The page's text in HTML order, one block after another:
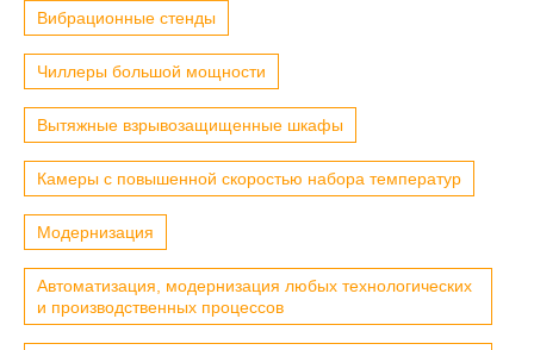
Вибрационные стенды
Чиллеры большой мощности
Вытяжные взрывозащищенные шкафы
Камеры с повышенной скоростью набора температур
Модернизация
Автоматизация, модернизация любых технологических
и производственных процессов